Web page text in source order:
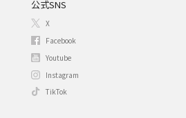
公式SNS
X
Facebook
Youtube
Instagram
TikTok